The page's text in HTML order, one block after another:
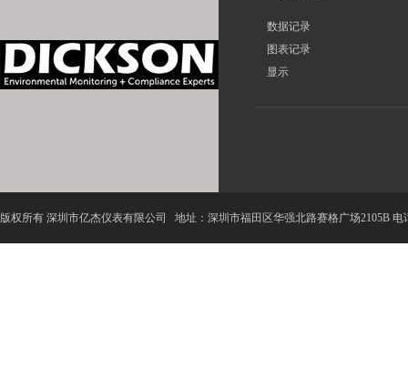
数据记录
图表记录
显示
版权所有 深圳市亿杰仪表有限公司 地址：深圳市福田区华强北路赛格广场2105B 电